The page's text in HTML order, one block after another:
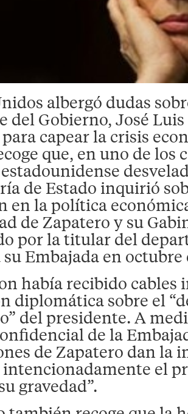
albergó dudas
del Gobierno, José
capear la crisis
que, en uno de los
de Estado inquirió
en la política
de Zapatero y su
por la titular del
Embajada en octubre
había recibido cables
diplomática sobre el
del presidente. A
de la
de Zapatero dan la
el
gravedad”.